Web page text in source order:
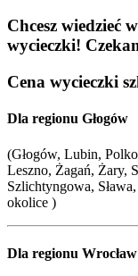
Chcesz wiedzieć
wycieczki!
Cena wycieczki
Dla regionu Głogów
(Głogów, Lubin,
Leszno, Żagań, Żary,
Szlichtyngowa,
okolice )
Dla regionu Wrocław